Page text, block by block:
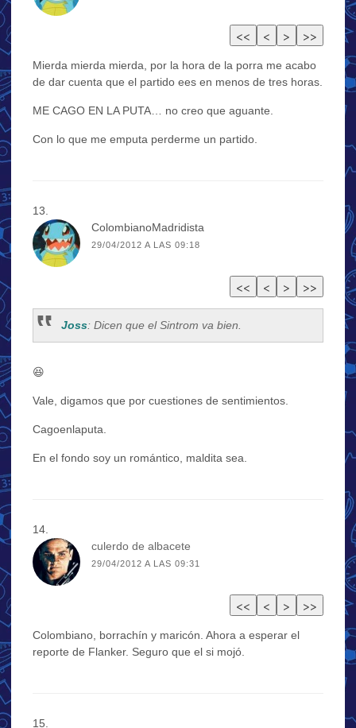
Mierda mierda mierda, por la hora de la porra me acabo
de dar cuenta que el partido ees en menos de tres horas.
ME CAGO EN LA PUTA… no creo que aguante.
Con lo que me emputa perderme un partido.
ColombianoMadridista
29/04/2012 A LAS 09:18
Joss: Dicen que el Sintrom va bien.
😆
Vale, digamos que por cuestiones de sentimientos.
Cagoenlaputa.
En el fondo soy un romántico, maldita sea.
culerdo de albacete
29/04/2012 A LAS 09:31
Colombiano, borrachín y maricón. Ahora a esperar el
reporte de Flanker. Seguro que el si mojó.